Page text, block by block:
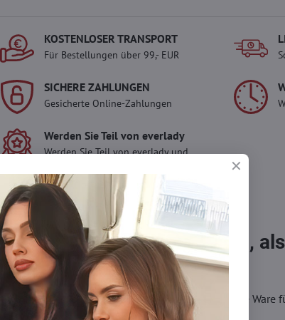
KOSTENLOSER TRANSPORT
Für Bestellungen über 99,- EUR
SICHERE ZAHLUNGEN
Gesicherte Online-Zahlungen
Werden Sie Teil von everlady
Werden Sie Teil von everlady und
Mitgliedervorteilbei jedem Einkauf.
Der Vorteil wird automatisch im
Warenkorb angewendet.
Möchten Sie mehr bestellen,
haben?
Zögern Sie nicht, uns zu kontaktieren, wir füllen die Ware